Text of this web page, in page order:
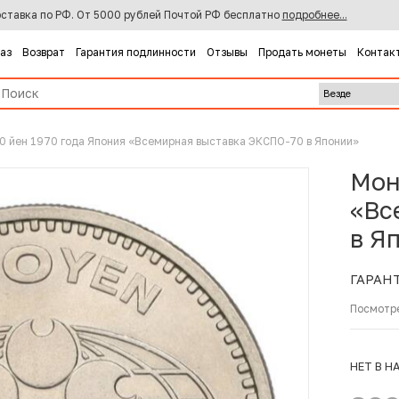
по РФ. От 5000 рублей Почтой РФ бесплатно подробнее...
Возврат Гарантия подлинности Отзывы Продать монеты
йен 1970 года Япония «Всемирная выставка ЭКСПО-70 в Японии»
в
НЕТ В